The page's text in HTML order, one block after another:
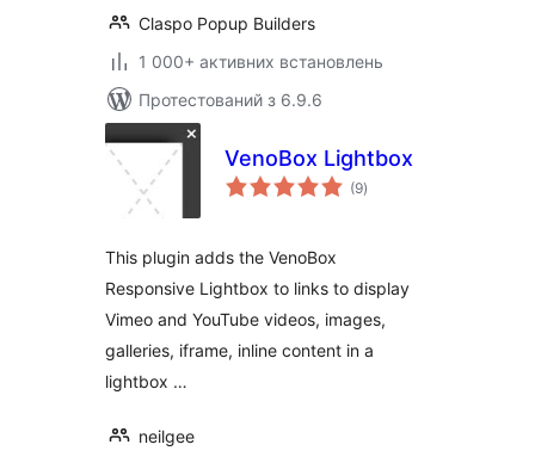
Claspo Popup Builders
1 000+ активних встановлень
Протестований з 6.9.6
VenoBox Lightbox
(9загальний
рейтинг
)
This plugin adds the VenoBox
Responsive Lightbox to links to display
Vimeo and YouTube videos, images,
galleries, iframe, inline content in a
lightbox …
neilgee